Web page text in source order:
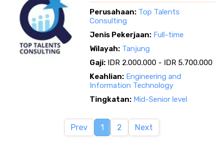
Perusahaan: Top Talents
Consulting
Jenis Pekerjaan: Full-time
Wilayah: Tanjung
Gaji: IDR 2.000.000 - IDR 5.700.000
Keahlian: Engineering and
Information Technology
Tingkatan: Mid-Senior level
Prev 1 2 Next